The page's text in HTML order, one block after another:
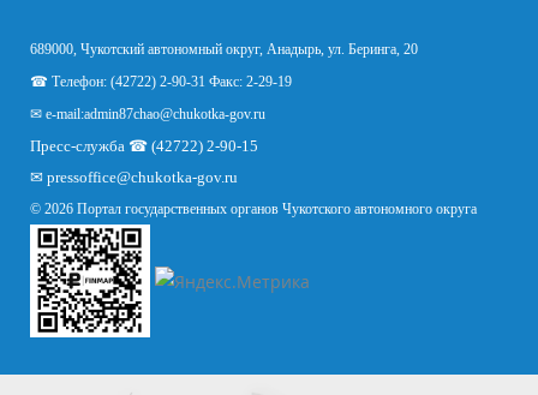
689000, Чукотский автономный округ, Анадырь, ул. Беринга, 20
☎ Телефон: (42722) 2-90-31 Факс: 2-29-19
✉ e-mail:admin87chao@chukotka-gov.ru
Пресс-служба ☎ (42722) 2-90-15
✉ pressoffice@chukotka-gov.ru
© 2026 Портал государственных органов Чукотского автономного округа